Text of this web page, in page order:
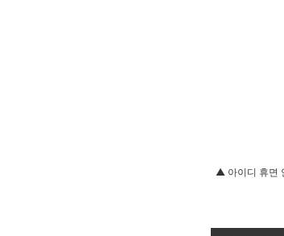
▲ 아이디 휴면